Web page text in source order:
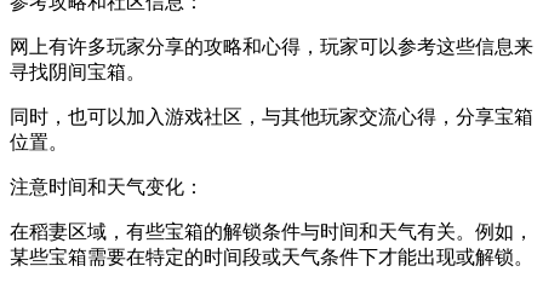
网上有许多玩家分享的攻略和心得，玩家可以参考这些信息来
寻找阴间宝箱。
同时，也可以加入游戏社区，与其他玩家交流心得，分享宝箱
位置。
注意时间和天气变化：
在稻妻区域，有些宝箱的解锁条件与时间和天气有关。例如，
某些宝箱需要在特定的时间段或天气条件下才能出现或解锁。